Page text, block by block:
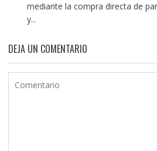
mediante la compra directa de
y...
DEJA UN COMENTARIO